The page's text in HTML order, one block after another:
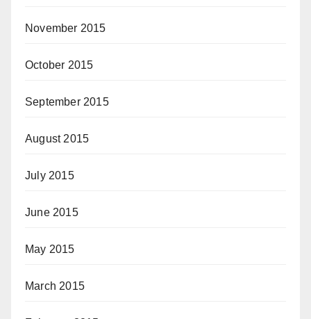
November 2015
October 2015
September 2015
August 2015
July 2015
June 2015
May 2015
March 2015